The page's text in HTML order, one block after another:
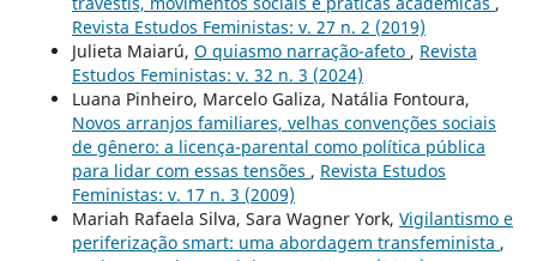
Revista Estudos Feministas: v. 27 n. 2 (2019)
Julieta Maiarú, O quiasmo narração-afeto , Revista
Estudos Feministas: v. 32 n. 3 (2024)
Luana Pinheiro, Marcelo Galiza, Natália Fontoura,
Novos arranjos familiares, velhas convenções sociais
de gênero: a licença-parental como política pública
para lidar com essas tensões , Revista Estudos
Feministas: v. 17 n. 3 (2009)
Mariah Rafaela Silva, Sara Wagner York, Vigilantismo e
periferização smart: uma abordagem transfeminista ,